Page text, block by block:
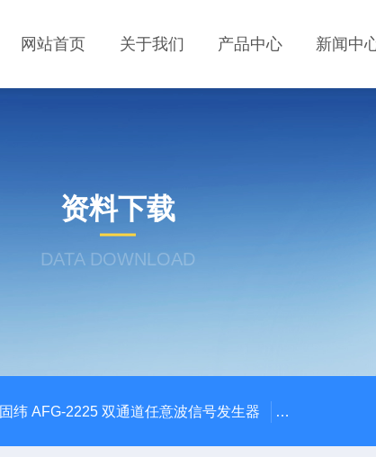
网站首页 关于我们 产品中心 新闻中
资料下载
DATA DOWNLOAD
固纬 AFG-2225 双通道任意波信号发生器 APS-7050E